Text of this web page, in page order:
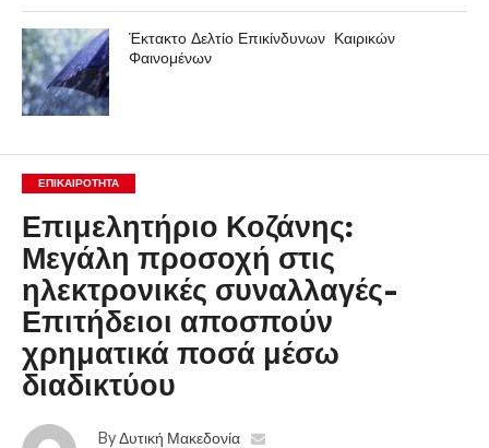
Έκτακτο Δελτίο Επικίνδυνων Καιρικών
Φαινομένων
ΕΠΙΚΑΙΡΟΤΗΤΑ
Επιμελητήριο Κοζάνης:
Μεγάλη προσοχή στις
ηλεκτρονικές συναλλαγές-
Επιτήδειοι αποσπούν
χρηματικά ποσά μέσω
διαδικτύου
By Δυτική Μακεδονία